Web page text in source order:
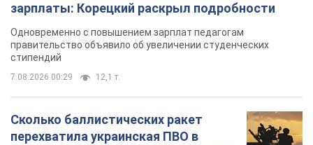
зарплаты: Корецкий раскрыл подробности
Одновременно с повышением зарплат педагогам
правительство объявило об увеличении студенческих
стипендий
7.08.2026 00:29 12,1 т.
Сколько баллистических ракет
перехватила украинская ПВО в